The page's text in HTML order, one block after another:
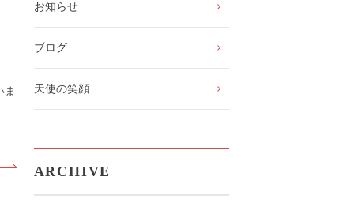
ま
お知らせ
ブログ
天使の笑顔
ARCHIVE